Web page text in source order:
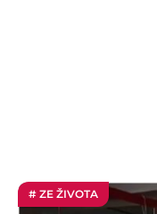
# ZE ŽIVOTA